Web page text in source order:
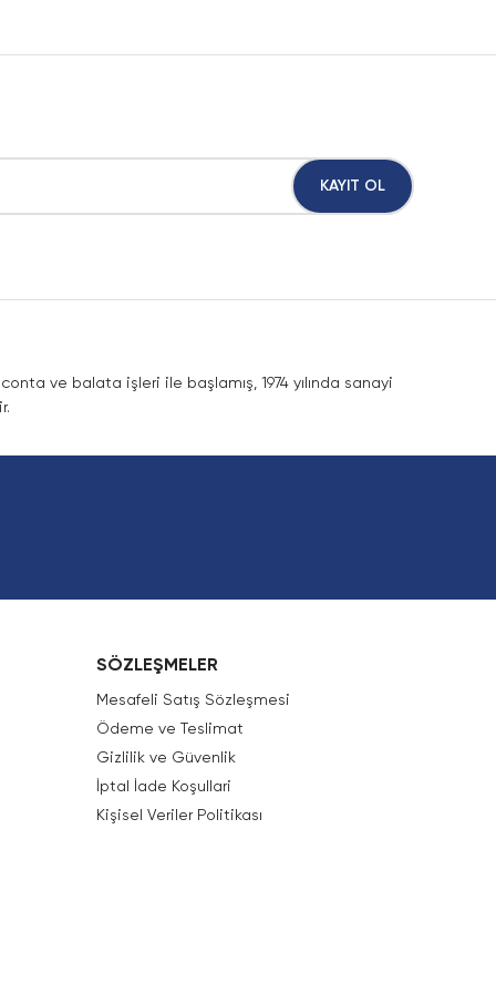
KAYIT OL
ve balata işleri ile başlamış, 1974 yılında sanayi
SÖZLEŞMELER
Mesafeli Satış Sözleşmesi
Ödeme ve Teslimat
Gizlilik ve Güvenlik
İptal İade Koşullari
Kişisel Veriler Politikası